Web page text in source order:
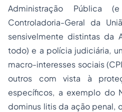
Administração Pública
Controladoria-Geral da
sensivelmente distintas da
todo) e a polícia judiciária,
macro-interesses sociais
outros com vista à
específicos, a exemplo do
dominus litisda ação penal,